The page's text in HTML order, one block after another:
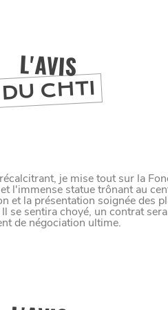
L'AVIS
DU CHTI
je mise tout sur la
l'immense statue trônant au
et la présentation soignée des
se sentira choyé, un contrat
de négociation ultime.